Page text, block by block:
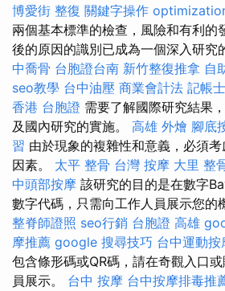
博愛街 整復 關鍵字操作
兩個基本標準的檢查，風險和有利的
後的原因的識別已成為一個深入研究
中喬骨 台胞證台南 新竹整復推拿 自
seo教學 台中油壓 商業會計法 記帳士
香港 台胞證 需要了解國際研究結果
及國內研究的實施。 高雄 外燴 腳底
習 由於現象的複雜性和意義，必須
因素。 太平 整骨 台灣 按摩 大里 整
中頭部按摩 該研究的目的是在數字
數字代碼，只需向工作人員展示您的
整脊師證照 seo行銷 台胞證 高雄
摩推薦 google 搜尋技巧 台中運動按
包含條形碼或QR碼，請在奇觀入口
員展示。 台中 按摩 台中按摩排毒推